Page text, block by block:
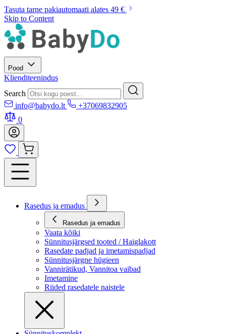
Tasuta tarne pakiautomaati alates 49 €
Skip to Content
Pood
Klienditeenindus
Search
info@babydo.lt
+37069832905
0
Rasedus ja emadus
Rasedus ja emadus
Vaata kõiki
Sünnitusjärgsed tooted / Haiglakott
Rasedate padjad ja imetamispadjad
Sünnitusjärgne hügieen
Vannirätikud, Vannitoa vaibad
Imetamine
Riided rasedatele naistele